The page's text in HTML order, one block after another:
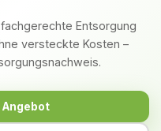
Entsorgung
versteckte Kosten –